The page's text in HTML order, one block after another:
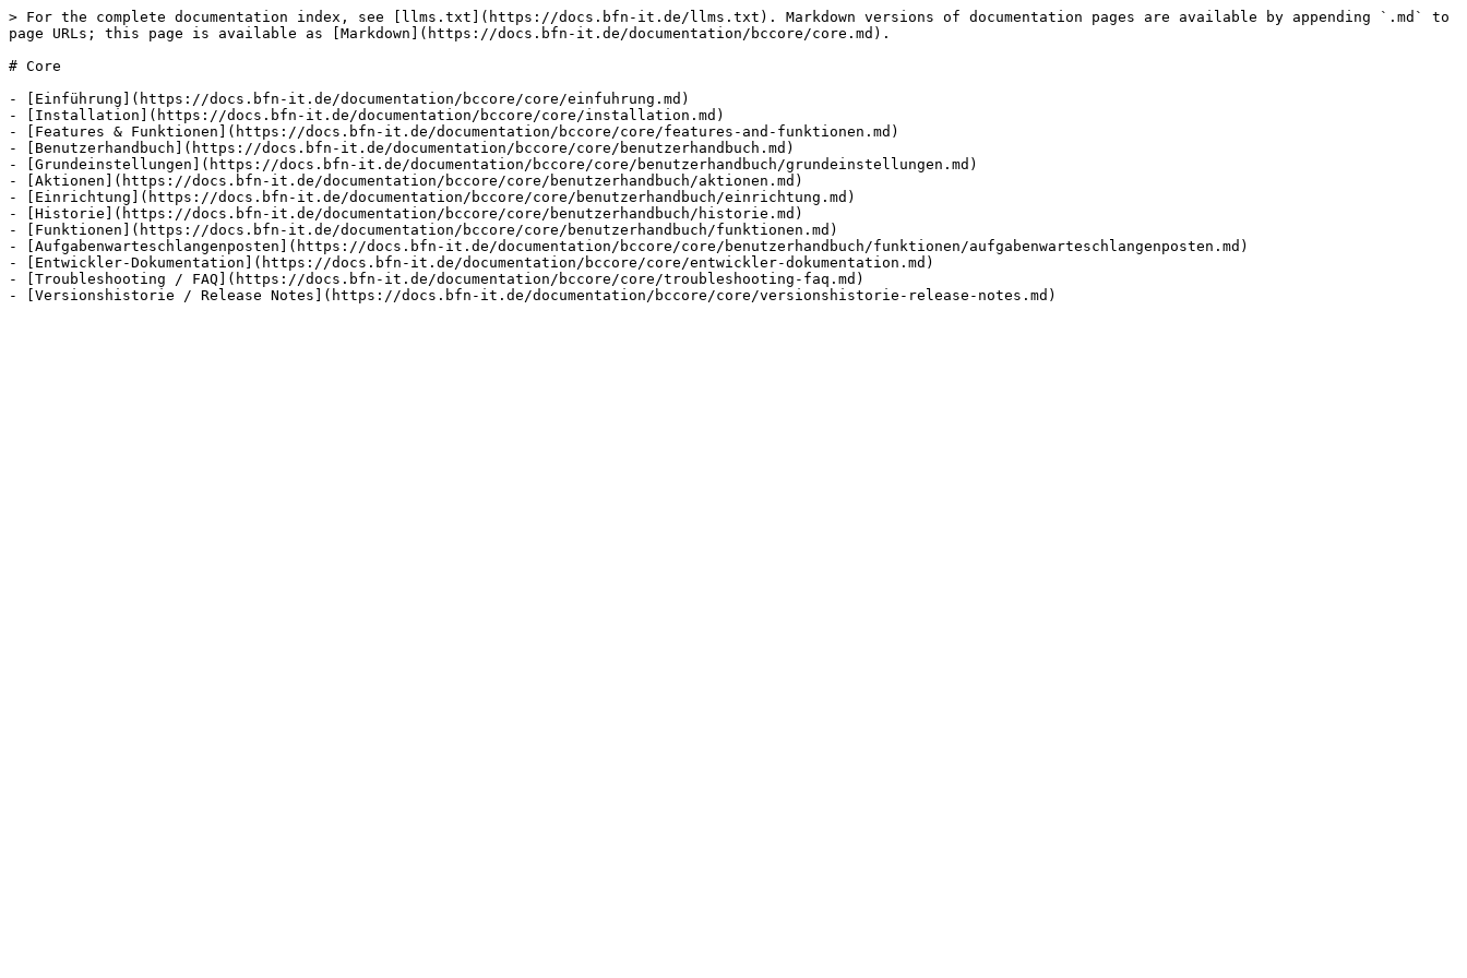
> For the complete documentation index, see [llms.txt](https://docs.bfn-it.de/llms.txt). Markdown versions of documentation pages are available by appending `.md` to
page URLs; this page is available as [Markdown](https://docs.bfn-it.de/documentation/bccore/core.md).
# Core
- [Einführung](https://docs.bfn-it.de/documentation/bccore/core/einfuhrung.md)
- [Installation](https://docs.bfn-it.de/documentation/bccore/core/installation.md)
- [Features & Funktionen](https://docs.bfn-it.de/documentation/bccore/core/features-and-funktionen.md)
- [Benutzerhandbuch](https://docs.bfn-it.de/documentation/bccore/core/benutzerhandbuch.md)
- [Grundeinstellungen](https://docs.bfn-it.de/documentation/bccore/core/benutzerhandbuch/grundeinstellungen.md)
- [Aktionen](https://docs.bfn-it.de/documentation/bccore/core/benutzerhandbuch/aktionen.md)
- [Einrichtung](https://docs.bfn-it.de/documentation/bccore/core/benutzerhandbuch/einrichtung.md)
- [Historie](https://docs.bfn-it.de/documentation/bccore/core/benutzerhandbuch/historie.md)
- [Funktionen](https://docs.bfn-it.de/documentation/bccore/core/benutzerhandbuch/funktionen.md)
- [Aufgabenwarteschlangenposten](https://docs.bfn-it.de/documentation/bccore/core/benutzerhandbuch/funktionen/aufgabenwarteschlangenposten.md)
- [Entwickler-Dokumentation](https://docs.bfn-it.de/documentation/bccore/core/entwickler-dokumentation.md)
- [Troubleshooting / FAQ](https://docs.bfn-it.de/documentation/bccore/core/troubleshooting-faq.md)